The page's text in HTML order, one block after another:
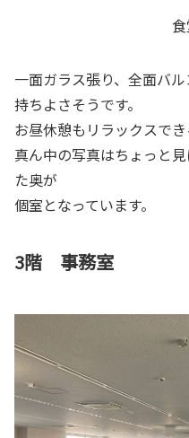
一面ガラス張り、全面バ
持ちよさそうです。
お昼休憩もリラックスで
真ん中の写真はちょっと
た奥が
個室となっています。
3階 事務室